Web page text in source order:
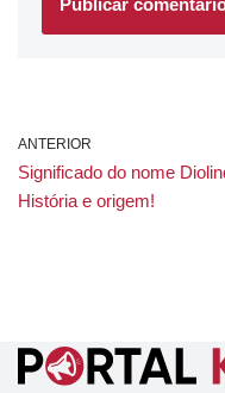
ANTERIOR
Significado do nome
História e origem!